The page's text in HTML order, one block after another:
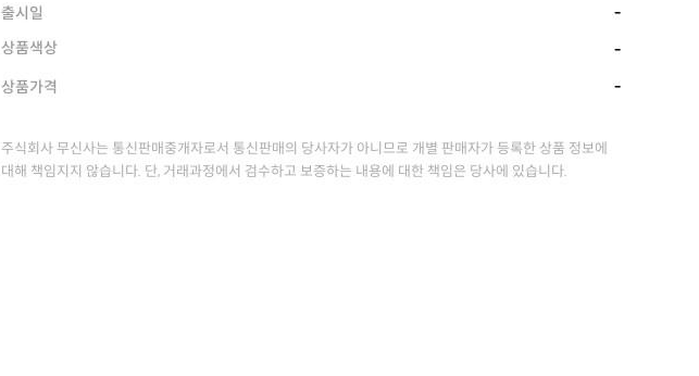
출시일
-
상품색상
-
상품가격
-
주식회사 무신사는 통신판매중개자로서 통신판매의 당사자가 아니므로 개별 판매자가 등록한 상품 정보에
대해 책임지지 않습니다. 단, 거래과정에서 검수하고 보증하는 내용에 대한 책임은 당사에 있습니다.